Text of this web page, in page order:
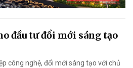
đầu tư đổi mới sáng tạo
công nghệ, đổi mới sáng tạo với chủ